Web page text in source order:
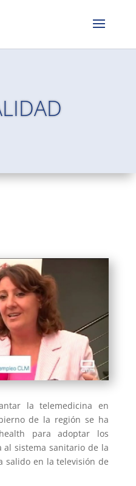
la telemedicina en
de la región se ha
para adoptar los
al sistema sanitario de la
salido en la televisión de